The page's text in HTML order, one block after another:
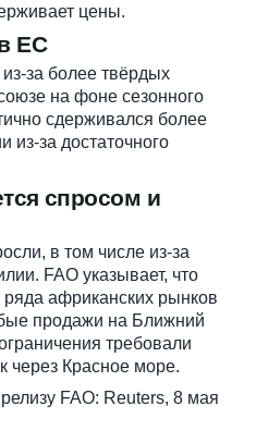
цены.
ЕС
за более твёрдых
на фоне сезонного
сдерживался более
из-за достаточного
спросом и
в том числе из-за
FAO указывает, что
африканских рынков
продажи на Ближний
требовали
через Красное море.
FAO: Reuters, 8 мая